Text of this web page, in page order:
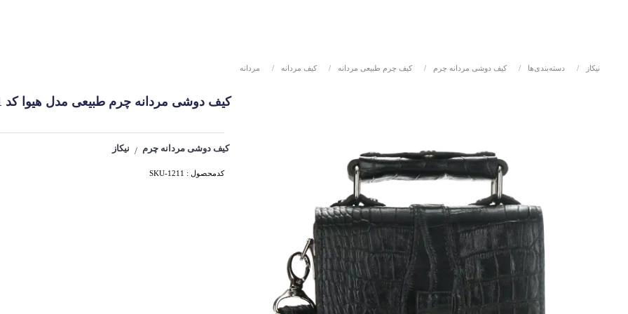
نیکاز / دسته‌بندی‌ها / کیف دوشی مردانه چرم / کیف چرم طبیعی مردانه / کیف مردانه / مردانه
کیف دوشی مردانه چرم طبیعی مدل هیوا کد 1211
کیف دوشی مردانه چرم / نیکاز
کدمحصول : SKU-1211